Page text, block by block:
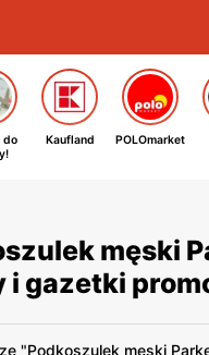
do
Kaufland POLOmarket
męski
i gazetki
"Podkoszulek męski